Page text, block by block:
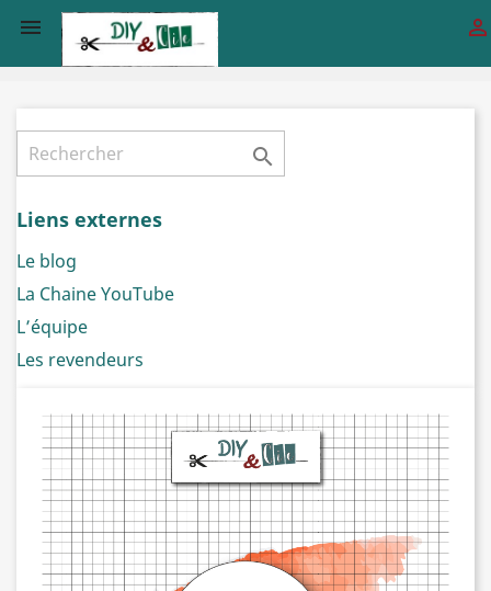
 

Liens externes
Le blog
La Chaine YouTube
L’équipe
Les revendeurs